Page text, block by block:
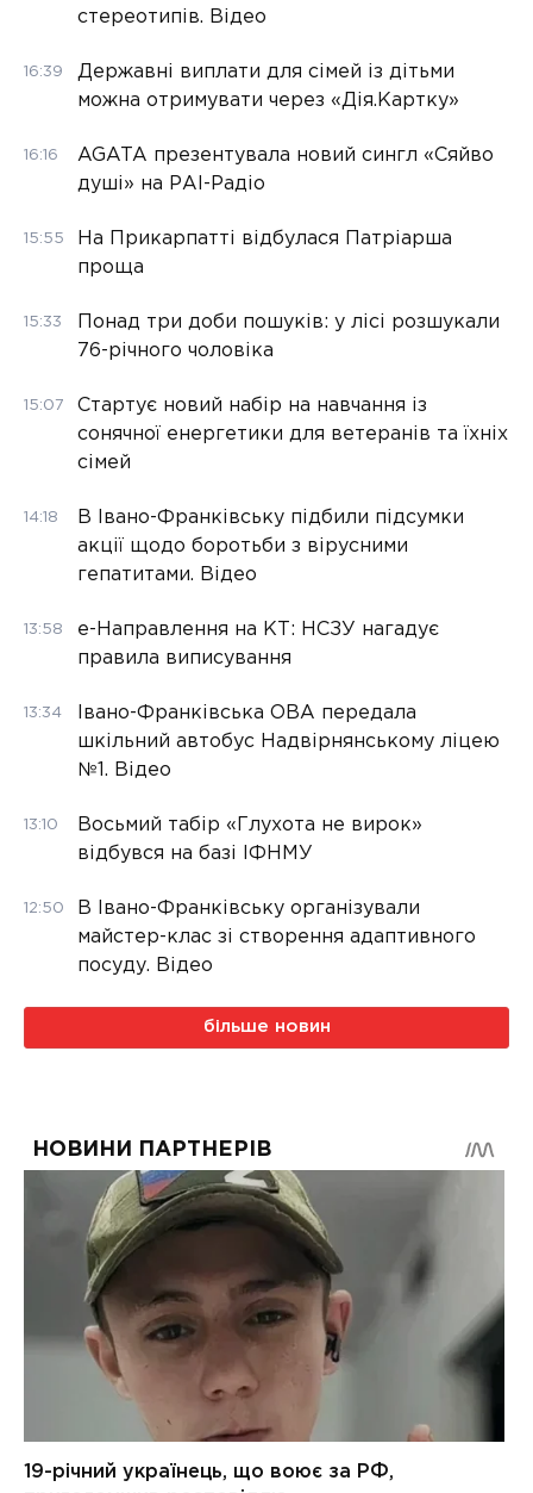
стереотипів. Відео
16:39
Державні виплати для сімей із дітьми
можна отримувати через «Дія.Картку»
16:16
AGATA презентувала новий сингл «Сяйво
душі» на РАІ-Радіо
15:55
На Прикарпатті відбулася Патріарша
проща
15:33
Понад три доби пошуків: у лісі розшукали
76-річного чоловіка
15:07
Стартує новий набір на навчання із
сонячної енергетики для ветеранів та їхніх
сімей
14:18
В Івано-Франківську підбили підсумки
акції щодо боротьби з вірусними
гепатитами. Відео
13:58
е-Направлення на КТ: НСЗУ нагадує
правила виписування
13:34
Івано-Франківська ОВА передала
шкільний автобус Надвірнянському ліцею
№1. Відео
13:10
Восьмий табір «Глухота не вирок»
відбувся на базі ІФНМУ
12:50
В Івано-Франківську організували
майстер-клас зі створення адаптивного
посуду. Відео
більше новин